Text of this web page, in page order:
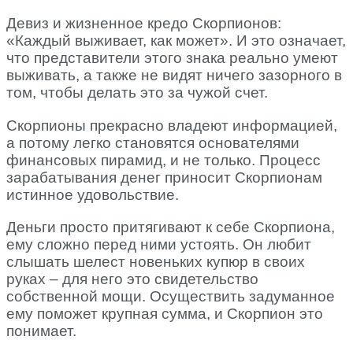
Девиз и жизненное кредо Скорпионов:
«Каждый выживает, как может». И это означает,
что представители этого знака реально умеют
выживать, а также не видят ничего зазорного в
том, чтобы делать это за чужой счет.
Скорпионы прекрасно владеют информацией,
а потому легко становятся основателями
финансовых пирамид, и не только. Процесс
зарабатывания денег приносит Скорпионам
истинное удовольствие.
Деньги просто притягивают к себе Скорпиона,
ему сложно перед ними устоять. Он любит
слышать шелест новеньких купюр в своих
руках – для него это свидетельство
собственной мощи. Осуществить задуманное
ему поможет крупная сумма, и Скорпион это
понимает.